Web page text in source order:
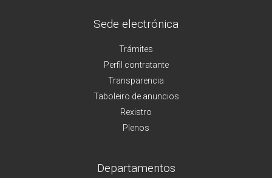
Sede electrónica
Trámites
Perfil contratante
Transparencia
Taboleiro de anuncios
Rexistro
Plenos
Departamentos